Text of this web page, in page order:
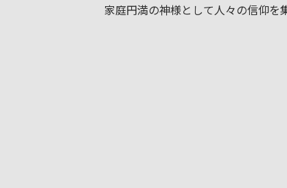
家庭円満の神様として人々の信仰を